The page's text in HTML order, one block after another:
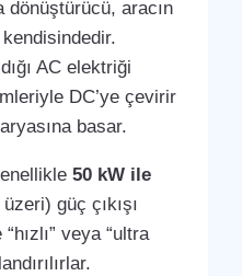
dönüştürücü, aracın
AC elektriği
DC’ye çevirir
basar.
50 kW ile
güç çıkışı
veya “ultra